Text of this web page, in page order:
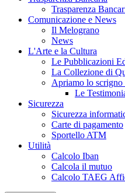
Trasparenza
Comunicazione e News
Il Melograno
News
L'Arte e la Cultura
Le Pubblicazioni
La Collezione di
Apriamo lo scrigno
Le
Sicurezza
Sicurezza
Carte di pagamento
Sportello ATM
Utilità
Calcolo Iban
Calcola il mutuo
Calcolo TAEG